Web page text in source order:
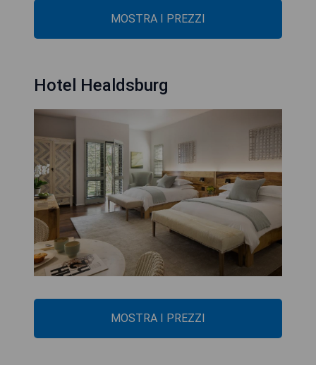
MOSTRA I PREZZI
Hotel Healdsburg
MOSTRA I PREZZI